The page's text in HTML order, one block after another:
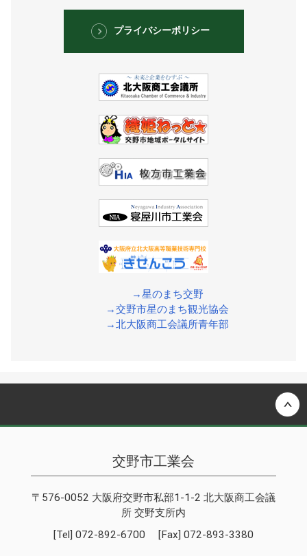
プライバシーポリシー
→星のまち交野
→交野市星のまち観光協会
→北大阪商工会議所青年部
交野市工業会
〒576-0052 大阪府交野市私部1-1-2 北大阪商工会議
所 交野支所内
[Tel] 072-892-6700 [Fax] 072-893-3380